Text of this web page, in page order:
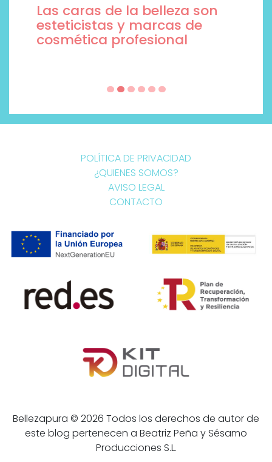
Las caras de la belleza son
esteticistas y marcas de
cosmética profesional
POLÍTICA DE PRIVACIDAD
¿QUIENES SOMOS?
AVISO LEGAL
CONTACTO
Bellezapura © 2026 Todos los derechos de autor de
este blog pertenecen a Beatriz Peña y Sésamo
Producciones S.L.